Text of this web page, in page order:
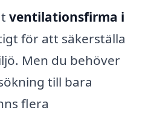
ventilationsfirma i
för att säkerställa
Men du behöver
till bara
flera